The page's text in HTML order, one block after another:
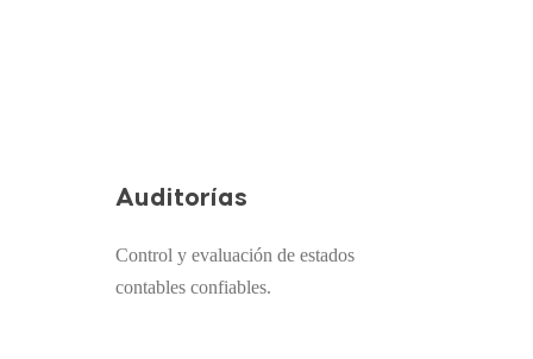
Auditorías
Control y evaluación de estados
contables confiables.